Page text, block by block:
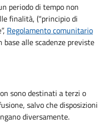
periodo di tempo non
finalità, (“principio di
Regolamento comunitario
base alle scadenze previste
sono destinati a terzi o
salvo che disposizioni
diversamente.